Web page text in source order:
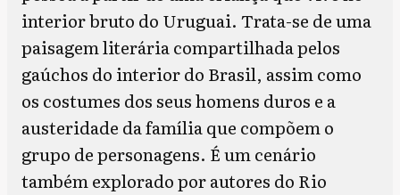
interior bruto do Uruguai. Trata-se de uma
paisagem literária compartilhada pelos
gaúchos do interior do Brasil, assim como
os costumes dos seus homens duros e a
austeridade da família que compõem o
grupo de personagens. É um cenário
também explorado por autores do Rio